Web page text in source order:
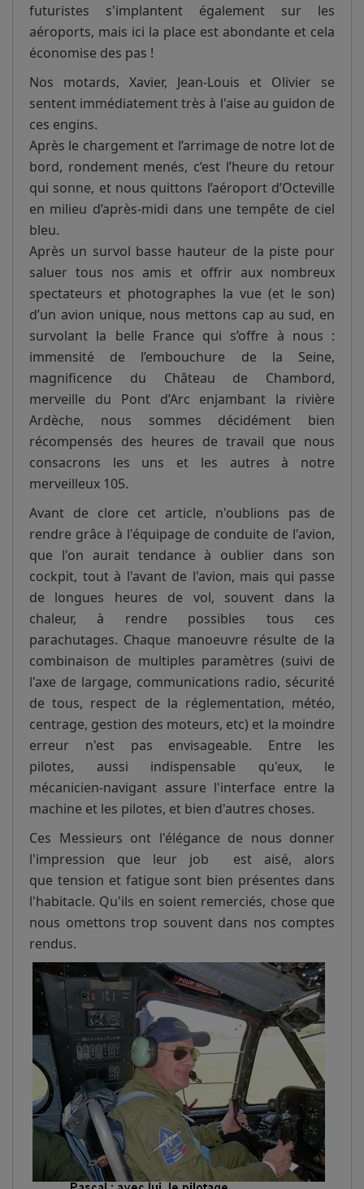
futuristes s'implantent également sur les
aéroports, mais ici la place est abondante et cela
économise des pas !
Nos motards, Xavier, Jean-Louis et Olivier se
sentent immédiatement très à l'aise au guidon de
ces engins.
Après le chargement et l’arrimage de notre lot de
bord, rondement menés, c’est l’heure du retour
qui sonne, et nous quittons l’aéroport d’Octeville
en milieu d’après-midi dans une tempête de ciel
bleu.
Après un survol basse hauteur de la piste pour
saluer tous nos amis et offrir aux nombreux
spectateurs et photographes la vue (et le son)
d’un avion unique, nous mettons cap au sud, en
survolant la belle France qui s’offre à nous :
immensité de l’embouchure de la Seine,
magnificence du Château de Chambord,
merveille du Pont d’Arc enjambant la rivière
Ardèche, nous sommes décidément bien
récompensés des heures de travail que nous
consacrons les uns et les autres à notre
merveilleux 105.
Avant de clore cet article, n'oublions pas de
rendre grâce à l'équipage de conduite de l'avion,
que l'on aurait tendance à oublier dans son
cockpit, tout à l'avant de l'avion, mais qui passe
de longues heures de vol, souvent dans la
chaleur, à rendre possibles tous ces
parachutages. Chaque manoeuvre résulte de la
combinaison de multiples paramètres (suivi de
l'axe de largage, communications radio, sécurité
de tous, respect de la réglementation, météo,
centrage, gestion des moteurs, etc) et la moindre
erreur n'est pas envisageable. Entre les
pilotes, aussi indispensable qu'eux, le
mécanicien-navigant assure l'interface entre la
machine et les pilotes, et bien d'autres choses.
Ces Messieurs ont l'élégance de nous donner
l'impression que leur job est aisé, alors
que tension et fatigue sont bien présentes dans
l'habitacle. Qu'ils en soient remerciés, chose que
nous omettons trop souvent dans nos comptes
rendus.